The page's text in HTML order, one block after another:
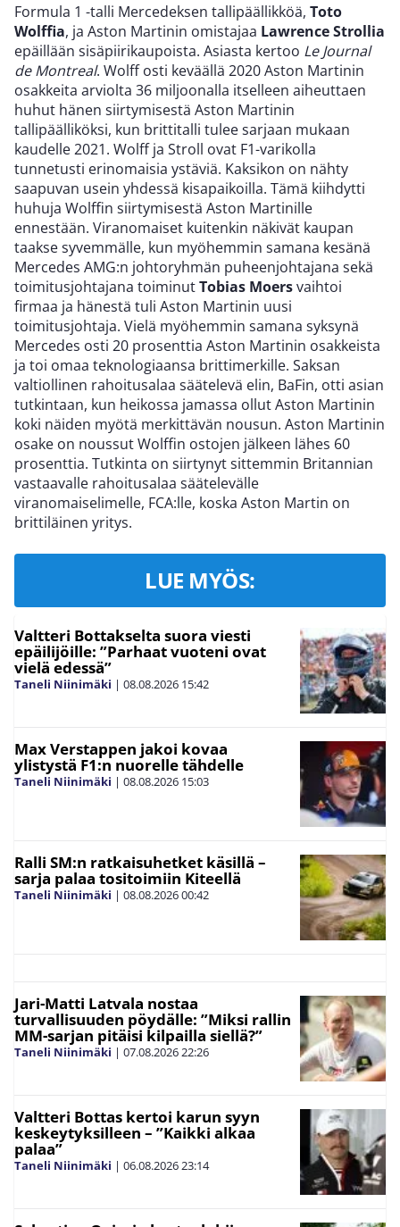
Formula 1 -talli Mercedeksen tallipäällikköä, Toto
Wolffia, ja Aston Martinin omistajaa Lawrence Strollia
epäillään sisäpiirikaupoista. Asiasta kertoo Le Journal
de Montreal. Wolff osti keväällä 2020 Aston Martinin
osakkeita arviolta 36 miljoonalla itselleen aiheuttaen
huhut hänen siirtymisestä Aston Martinin
tallipäälliköksi, kun brittitalli tulee sarjaan mukaan
kaudelle 2021. Wolff ja Stroll ovat F1-varikolla
tunnetusti erinomaisia ystäviä. Kaksikon on nähty
saapuvan usein yhdessä kisapaikoilla. Tämä kiihdytti
huhuja Wolffin siirtymisestä Aston Martinille
ennestään. Viranomaiset kuitenkin näkivät kaupan
taakse syvemmälle, kun myöhemmin samana kesänä
Mercedes AMG:n johtoryhmän puheenjohtajana sekä
toimitusjohtajana toiminutTobias Moersvaihtoi
firmaa ja hänestä tuli Aston Martinin uusi
toimitusjohtaja. Vielä myöhemmin samana syksynä
Mercedes osti 20 prosenttia Aston Martinin osakkeista
ja toi omaa teknologiaansa brittimerkille. Saksan
valtiollinen rahoitusalaa säätelevä elin, BaFin, otti asian
tutkintaan, kun heikossa jamassa ollut Aston Martinin
koki näiden myötä merkittävän nousun. Aston Martinin
osake on noussut Wolffin ostojen jälkeen lähes 60
prosenttia. Tutkinta on siirtynyt sittemmin Britannian
vastaavalle rahoitusalaa säätelevälle
viranomaiselimelle, FCA:lle, koska Aston Martin on
brittiläinen yritys.
LUE MYÖS:
Valtteri Bottakselta suora viesti
epäilijöille: ”Parhaat vuoteni ovat
vielä edessä”
Taneli Niinimäki | 08.08.2026 15:42
Max Verstappen jakoi kovaa
ylistystä F1:n nuorelle tähdelle
Taneli Niinimäki | 08.08.2026 15:03
Ralli SM:n ratkaisuhetket käsillä –
sarja palaa tositoimiin Kiteellä
Taneli Niinimäki | 08.08.202600:42
Jari-Matti Latvala nostaa
turvallisuuden pöydälle: ”Miksi rallin
MM-sarjan pitäisi kilpailla siellä?”
Taneli Niinimäki | 07.08.202622:26
Valtteri Bottas kertoi karun syyn
keskeytyksilleen – ”Kaikki alkaa
palaa”
Taneli Niinimäki | 06.08.202623:14